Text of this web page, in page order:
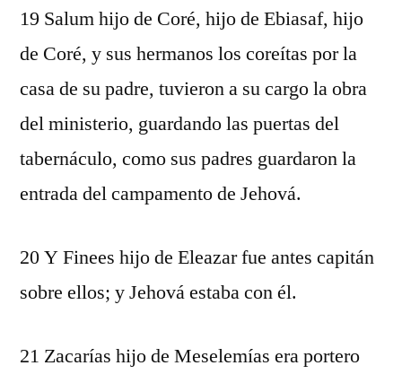
19 Salum hijo de Coré, hijo de Ebiasaf, hijo
de Coré, y sus hermanos los coreítas por la
casa de su padre, tuvieron a su cargo la obra
del ministerio, guardando las puertas del
tabernáculo, como sus padres guardaron la
entrada del campamento de Jehová.
20 Y Finees hijo de Eleazar fue antes capitán
sobre ellos; y Jehová estaba con él.
21 Zacarías hijo de Meselemías era portero